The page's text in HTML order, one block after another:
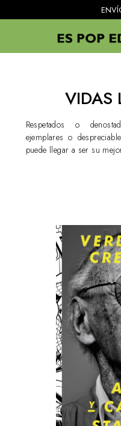
ENVÍOS
VIDAS
Respetados o
ejemplares o
puede llegar a ser su